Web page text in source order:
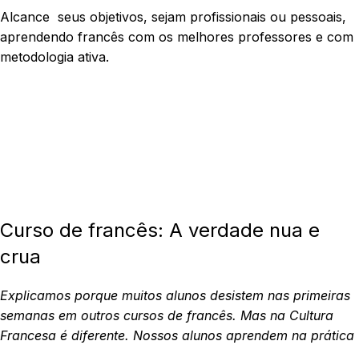
Alcance seus objetivos, sejam profissionais ou pessoais,
aprendendo francês com os melhores professores e com
metodologia ativa.
Curso de francês: A verdade nua e
crua
Explicamos porque muitos alunos desistem nas primeiras
semanas em outros cursos de francês. Mas na Cultura
Francesa é diferente. Nossos alunos aprendem na prática